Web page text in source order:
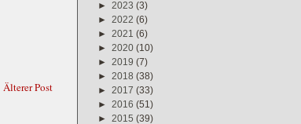
Älterer Post
► 2023 (3)
► 2022 (6)
► 2021 (6)
► 2020 (10)
► 2019 (7)
► 2018 (38)
► 2017 (33)
► 2016 (51)
► 2015 (39)